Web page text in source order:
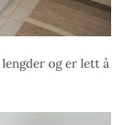
og er lett å